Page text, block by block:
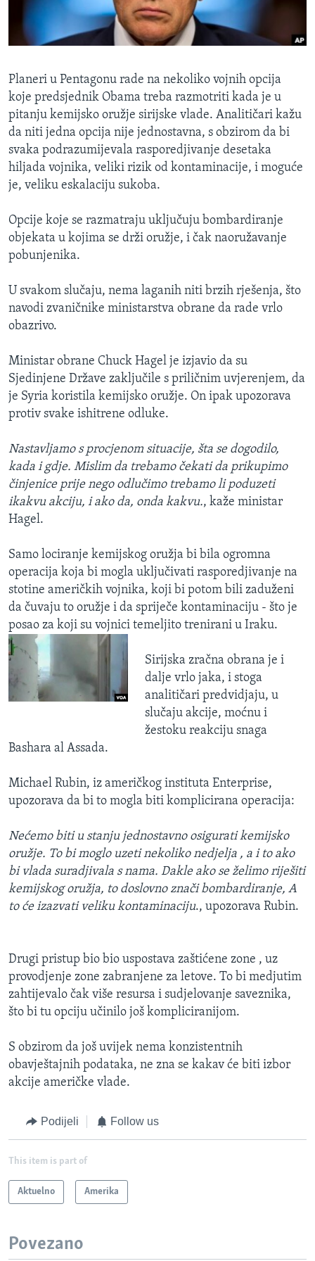
MAGAZIN
O GLASU AMERIKE
Learning English
PRATITE NAS
Jezici
Planeri u Pentagonu rade na nekoliko vojnih opcija
koje predsjednik Obama treba razmotriti kada je u
pitanju kemijsko oružje sirijske vlade. Analitičari kažu
da niti jedna opcija nije jednostavna, s obzirom da bi
svaka podrazumijevala rasporedjivanje desetaka
hiljada vojnika, veliki rizik od kontaminacije, i moguće
je, veliku eskalaciju sukoba.
Opcije koje se razmatraju uključuju bombardiranje
objekata u kojima se drži oružje, i čak naoružavanje
pobunjenika.
U svakom slučaju, nema laganih niti brzih rješenja, što
navodi zvaničnike ministarstva obrane da rade vrlo
obazrivo.
Ministar obrane Chuck Hagel je izjavio da su
Sjedinjene Države zaključile s priličnim uvjerenjem, da
je Syria koristila kemijsko oružje. On ipak upozorava
protiv svake ishitrene odluke.
Nastavljamo s procjenom situacije, šta se dogodilo,
kada i gdje. Mislim da trebamo čekati da prikupimo
činjenice prije nego odlučimo trebamo li poduzeti
ikakvu akciju, i ako da, onda kakvu., kaže ministar
Hagel.
Samo lociranje kemijskog oružja bi bila ogromna
operacija koja bi mogla uključivati rasporedjivanje na
stotine američkih vojnika, koji bi potom bili zaduženi
da čuvaju to oružje i da spriječe kontaminaciju - što je
posao za koji su vojnici temeljito trenirani u Iraku.
Sirijska zračna obrana je i
dalje vrlo jaka, i stoga
analitičari predvidjaju, u
slučaju akcije, moćnu i
žestoku reakciju snaga
Bashara al Assada.
Michael Rubin, iz američkog instituta Enterprise,
upozorava da bi to mogla biti komplicirana operacija:
Nećemo biti u stanju jednostavno osigurati kemijsko
oružje. To bi moglo uzeti nekoliko nedjelja , a i to ako
bi vlada suradjivala s nama. Dakle ako se želimo riješiti
kemijskog oružja, to doslovno znači bombardiranje, A
to će izazvati veliku kontaminaciju., upozorava Rubin.
Drugi pristup bio bio uspostava zaštićene zone , uz
provodjenje zone zabranjene za letove. To bi medjutim
zahtijevalo čak više resursa i sudjelovanje saveznika,
što bi tu opciju učinilo još kompliciranijom.
S obzirom da još uvijek nema konzistentnih
obavještajnih podataka, ne zna se kakav će biti izbor
akcije američke vlade.
Podijeli Follow us
This item is part of
Aktuelno Amerika
Povezano